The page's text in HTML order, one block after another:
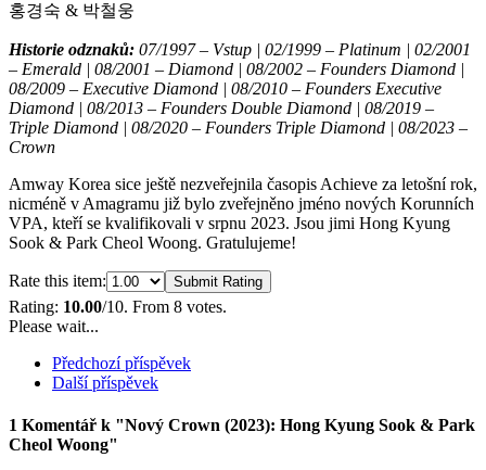
홍경숙 & 박철웅
Historie odznaků: 07/1997 – Vstup | 02/1999 – Platinum | 02/2001
– Emerald | 08/2001 – Diamond | 08/2002 – Founders Diamond |
08/2009 – Executive Diamond | 08/2010 – Founders Executive
Diamond | 08/2013 – Founders Double Diamond | 08/2019 –
Triple Diamond | 08/2020 – Founders Triple Diamond | 08/2023 –
Crown
Amway Korea sice ještě nezveřejnila časopis Achieve za letošní rok,
nicméně v Amagramu již bylo zveřejněno jméno nových Korunních
VPA, kteří se kvalifikovali v srpnu 2023. Jsou jimi Hong Kyung
Sook & Park Cheol Woong. Gratulujeme!
Rate this item: Submit Rating
Rating: 10.00/10. From 8 votes.
Please wait...
Předchozí příspěvek
Další příspěvek
1 Komentář k "Nový Crown (2023): Hong Kyung Sook & Park
Cheol Woong"